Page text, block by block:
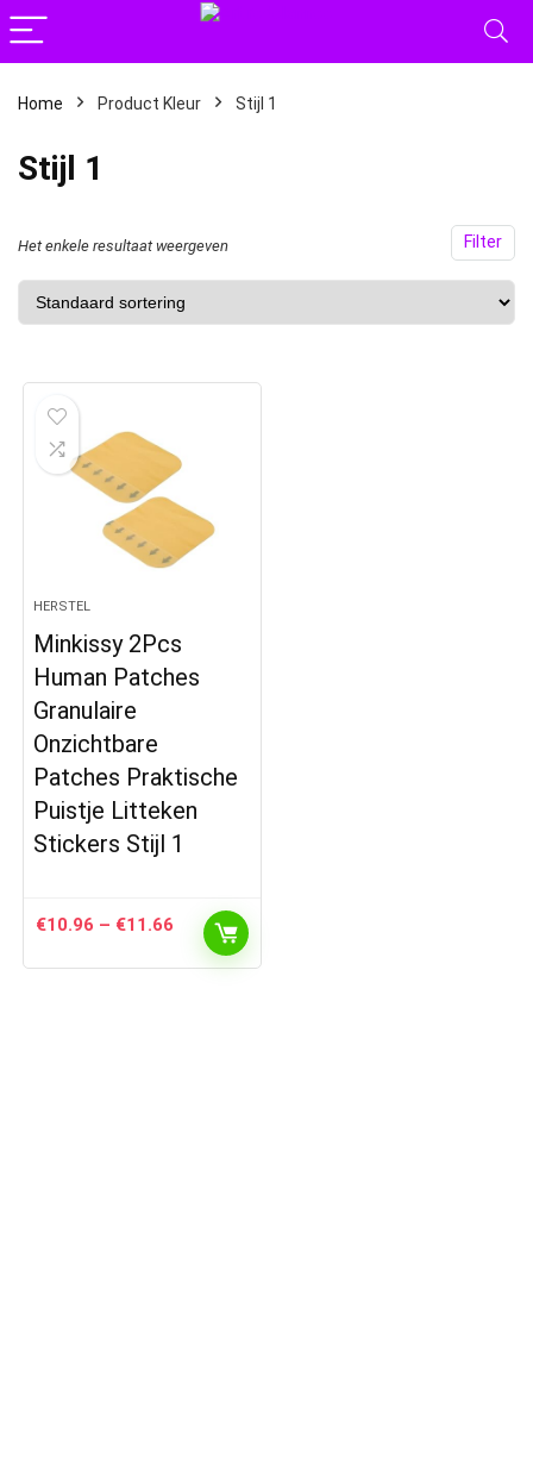
Home Product Kleur Stijl 1
Stijl 1
Filter
Het enkele resultaat weergeven
HERSTEL
Minkissy 2Pcs
Human Patches
Granulaire
Onzichtbare
Patches Praktische
Puistje Litteken
Stickers Stijl 1
€10.96 – €11.66 Prijsklasse:
€10.96
tot